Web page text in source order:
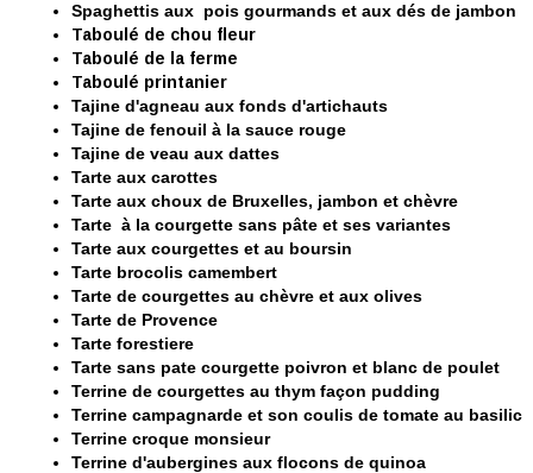
Spaghettis aux pois gourmands et aux dés de jambon
Taboulé de chou fleur
Taboulé de la ferme
Taboulé printanier
Tajine d'agneau aux fonds d'artichauts
Tajine de fenouil à la sauce rouge
Tajine de veau aux dattes
Tarte aux carottes
Tarte aux choux de Bruxelles, jambon et chèvre
Tarte à la courgette sans pâte et ses variantes
Tarte aux courgettes et au boursin
Tarte brocolis camembert
Tarte de courgettes au chèvre et aux olives
Tarte de Provence
Tarte forestiere
Tarte sans pate courgette poivron et blanc de poulet
Terrine de courgettes au thym façon pudding
Terrine campagnarde et son coulis de tomate au basilic
Terrine croque monsieur
Terrine d'aubergines aux flocons de quinoa